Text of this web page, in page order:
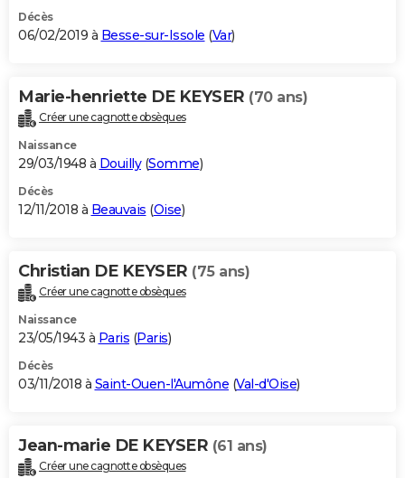
Décès
06/02/2019 à Besse-sur-Issole (Var)
Marie-henriette DE KEYSER (70 ans)
Créer une cagnotte obsèques
Naissance
29/03/1948 à Douilly(Somme)
Décès
12/11/2018 à Beauvais (Oise)
Christian DE KEYSER (75 ans)
Créer une cagnotte obsèques
Naissance
23/05/1943 à Paris (Paris)
Décès
03/11/2018 à Saint-Ouen-l'Aumône (Val-d'Oise)
Jean-marie DE KEYSER (61 ans)
Créer une cagnotte obsèques